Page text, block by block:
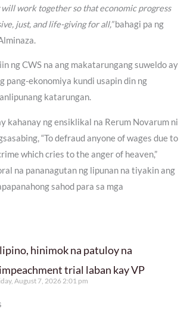
work together so that economic progress
just, and life-giving for all,”bahagi pa ng
ng CWS na ang makatarungang suweldo ay
pang-ekonomiya kundi usapin din ng
katarungan.
kahanay ng ensiklikal na Rerum Novarum ni
“To defraud anyone of wages due to
which cries to the anger of heaven,”
na pananagutan ng lipunan na tiyakin ang
sahod para sa mga
hinimok na patuloy na
trial laban kay VP
August 7, 2026 2:01 pm